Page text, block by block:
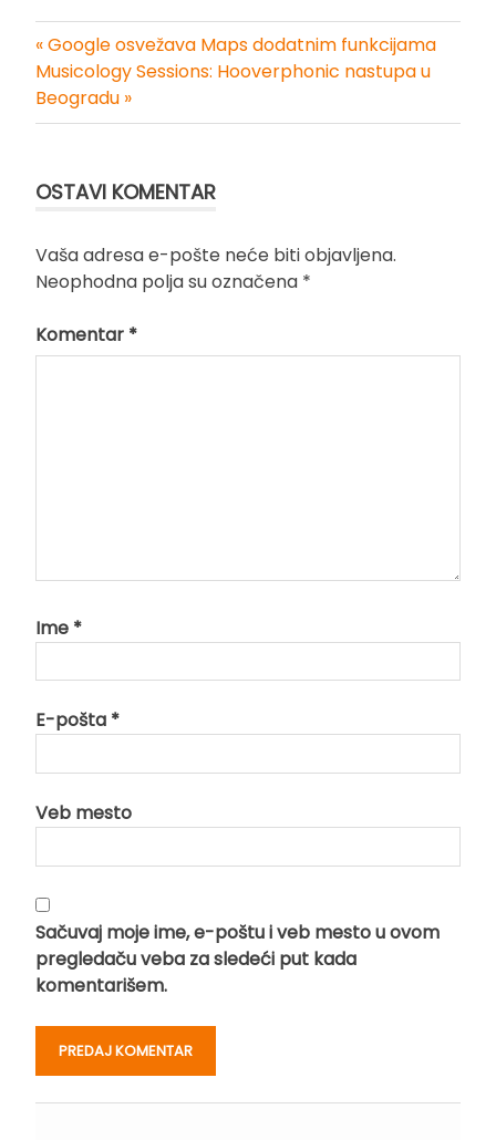
Kretanje
članka
« Google osvežava Maps dodatnim funkcijama
Musicology Sessions: Hooverphonic nastupa u
Beogradu »
OSTAVI KOMENTAR
Vaša adresa e-pošte neće biti objavljena.
Neophodna polja su označena *
Komentar *
Ime *
E-pošta *
Veb mesto
Sačuvaj moje ime, e-poštu i veb mesto u ovom
pregledaču veba za sledeći put kada
komentarišem.